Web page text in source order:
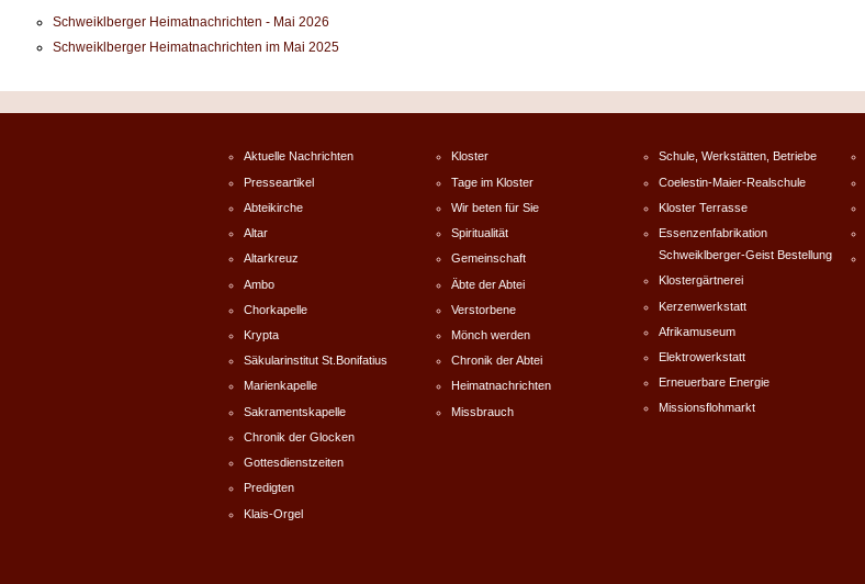
Schweiklberger Heimatnachrichten - Mai 2026
Schweiklberger Heimatnachrichten im Mai 2025
Aktuelle Nachrichten
Presseartikel
Abteikirche
Altar
Altarkreuz
Ambo
Chorkapelle
Krypta
Säkularinstitut St.Bonifatius
Marienkapelle
Sakramentskapelle
Chronik der Glocken
Gottesdienstzeiten
Predigten
Klais-Orgel
Kloster
Tage im Kloster
Wir beten für Sie
Spiritualität
Gemeinschaft
Äbte der Abtei
Verstorbene
Mönch werden
Chronik der Abtei
Heimatnachrichten
Missbrauch
Schule, Werkstätten, Betriebe
Coelestin-Maier-Realschule
Kloster Terrasse
Essenzenfabrikation
Schweiklberger-Geist Bestellung
Klostergärtnerei
Kerzenwerkstatt
Afrikamuseum
Elektrowerkstatt
Erneuerbare Energie
Missionsflohmarkt